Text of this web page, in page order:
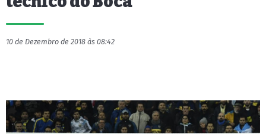
10 de Dezembro de 2018 às 08:42